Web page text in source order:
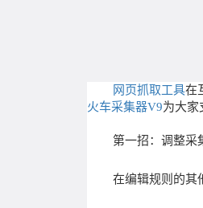
网页抓取工具在
火车采集器V9为大家
第一招：调整采
在编辑规则的其